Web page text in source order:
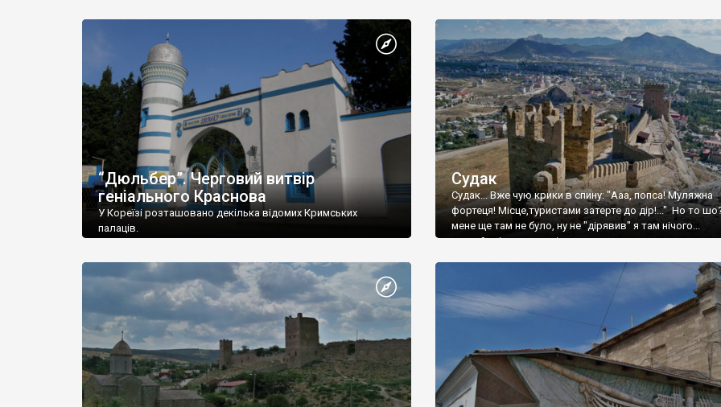
“Дюльбер”. Черговий витвір
геніального Краснова
У Кореїзі розташовано декілька відомих Кримських
палаців.
Судак
Судак... Вже чую крики в спину: "Ааа, попса! Муляжна
фортеця! Місце,туристами затерте до дір!..." Но то
мене ще там не було, ну не "дірявив" я там нічого...
принаймні до цього літа.